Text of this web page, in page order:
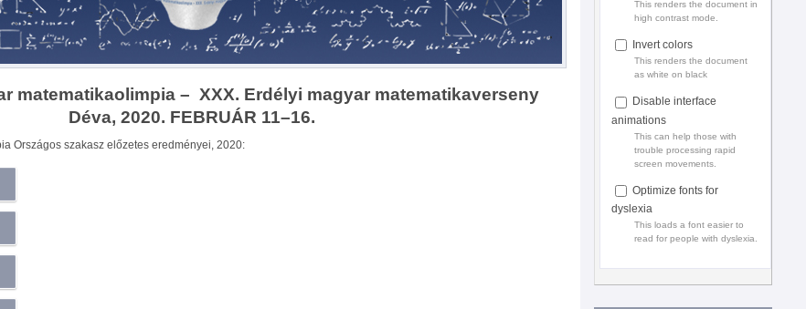
matematikaolimpia – XXX. Erdélyi magyar matematikaverseny
Déva, 2020. FEBRUÁR 11–16.
Országos szakasz előzetes eredményei, 2020:
This renders the document in
high contrast mode.
Invert colors
This renders the document
as white on black
Disable interface
animations
This can help those with
trouble processing rapid
screen movements.
Optimize fonts for
dyslexia
This loads a font easier to
read for people with dyslexia.